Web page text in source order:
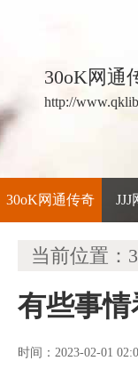
30oK网通
http://
30oK网通传奇
当前位置：
有些事
时间：2023-02-01